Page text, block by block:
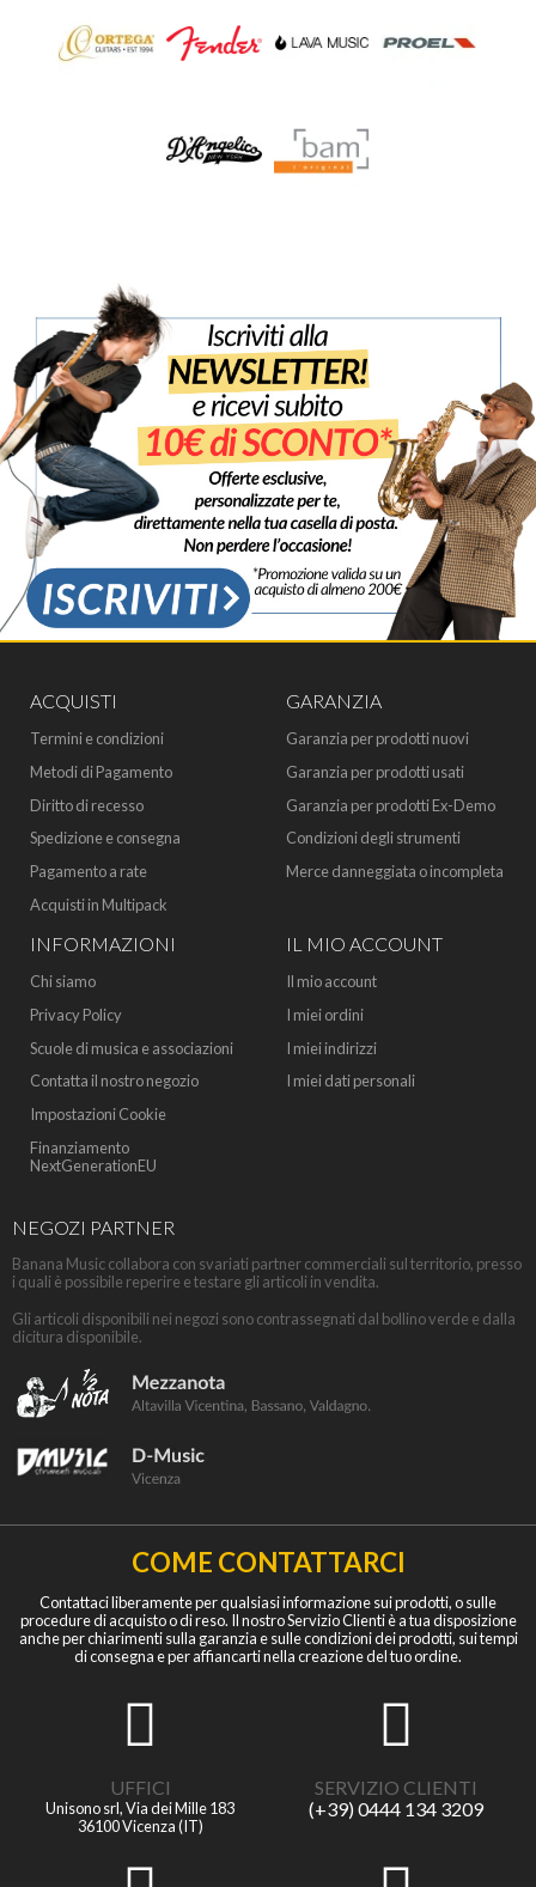
ACQUISTI
Termini e condizioni
Metodi di Pagamento
Diritto di recesso
Spedizione e consegna
Pagamento a rate
Acquisti in Multipack
GARANZIA
Garanzia per prodotti nuovi
Garanzia per prodotti usati
Garanzia per prodotti Ex-Demo
Condizioni degli strumenti
Merce danneggiata o incompleta
INFORMAZIONI
Chi siamo
Privacy Policy
Scuole di musica e associazioni
Contatta il nostro negozio
Impostazioni Cookie
Finanziamento
NextGenerationEU
IL MIO ACCOUNT
Il mio account
I miei ordini
I miei indirizzi
I miei dati personali
NEGOZI PARTNER
Banana Music collabora con svariati partner commerciali sul territorio, presso
i quali è possibile reperire e testare gli articoli in vendita.
Gli articoli disponibili nei negozi sono contrassegnati dal bollino verde e dalla
dicitura disponibile.
COME CONTATTARCI
Contattaci liberamente per qualsiasi informazione sui prodotti, o sulle
procedure di acquisto o di reso. Il nostro Servizio Clienti è a tua disposizione
anche per chiarimenti sulla garanzia e sulle condizioni dei prodotti, sui tempi
di consegna e per affiancarti nella creazione del tuo ordine.
UFFICI
Unisono srl, Via dei Mille 183
36100 Vicenza (IT)
SERVIZIO CLIENTI
(+39) 0444 134 3209